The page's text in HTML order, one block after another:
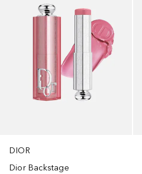
DIOR
Dior Backstage